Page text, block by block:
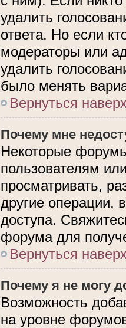
удалить
ответа. Но если
модераторы или
удалить
было менять
Вернуться
Почему мне
Некоторые
пользователям
просматривать,
другие операции,
доступа.
форума для
Вернуться
Почему я не могу
Возможность
на уровне